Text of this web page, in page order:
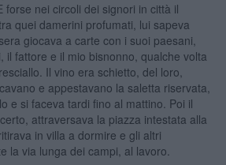
forse nei circoli dei signori in città il
quei damerini profumati, lui sapeva
giocava a carte con i suoi paesani,
il fattore e il mio bisnonno, qualche volta
Il vino era schietto, del loro,
e appestavano la saletta riservata,
e si faceva tardi fino al mattino. Poi il
attraversava la piazza intestata alla
in villa a dormire e gli altri
la via lunga dei campi, al lavoro.